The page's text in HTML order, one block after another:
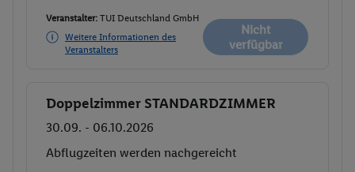
Veranstalter: TUI Deutschland GmbH
Weitere Informationen des
Veranstalters
Nicht
verfügbar
Buchen
Doppelzimmer STANDARDZIMMER
30.09. - 06.10.2026
Abflugzeiten werden nachgereicht